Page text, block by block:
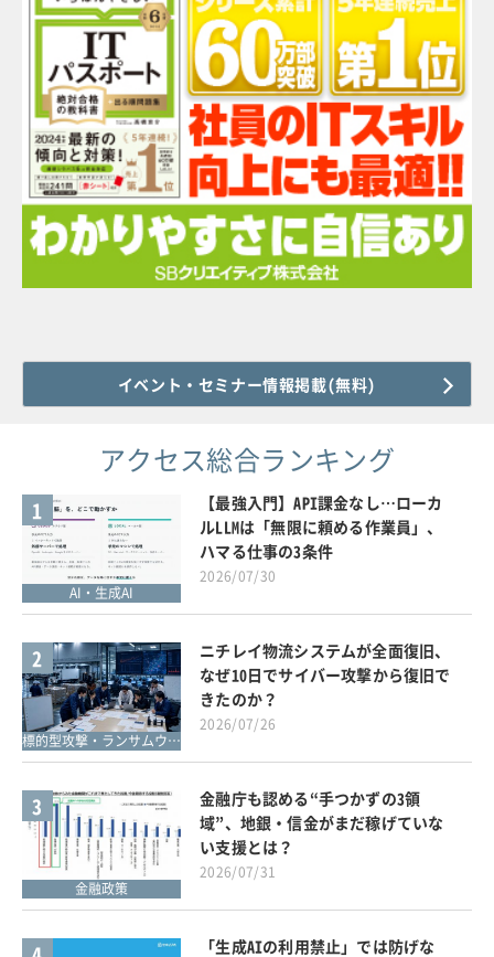
イベント・セミナー情報掲載(無料)
アクセス総合ランキング
1
AI・生成AI
【最強入門】API課金なし…ローカ
ルLLMは「無限に頼める作業員」、
ハマる仕事の3条件
2026/07/30
2
標的型攻撃・ランサムウェア対策
ニチレイ物流システムが全面復旧、
なぜ10日でサイバー攻撃から復旧で
きたのか？
2026/07/26
3
金融政策
金融庁も認める“手つかずの3領
域”、地銀・信金がまだ稼げていな
い支援とは？
2026/07/31
「生成AIの利用禁止」では防げな